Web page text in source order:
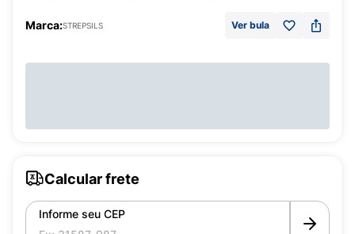
Marca:STREPSILS Ver bula
Calcular frete
Informe seu CEP